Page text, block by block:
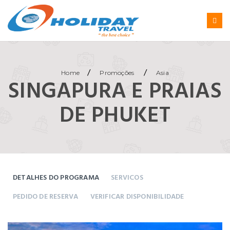
Home / Promoções / Asia
SINGAPURA E PRAIAS
DE PHUKET
DETALHES DO PROGRAMA
SERVICOS
PEDIDO DE RESERVA
VERIFICAR DISPONIBILIDADE